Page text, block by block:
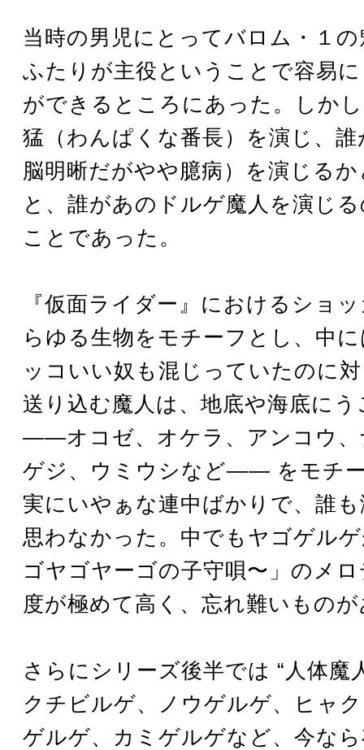
当時の男児にとってバロム・１
ふたりが主役ということで容易に
ができるところにあった。しか
猛（わんぱくな番長）を演じ、誰
脳明晰だがやや臆病）を演じる
と、誰があのドルゲ魔人を演じ
ことであった。
『仮面ライダー』におけるショ
らゆる生物をモチーフとし、中
ッコいい奴も混じっていたのに
送り込む魔人は、地底や海底にう
——オコゼ、オケラ、アンコウ、
ゲジ、ウミウシなど—— をモチ
実にいやぁな連中ばかりで、誰
思わなかった。中でもヤゴゲル
ゴヤゴヤーゴの子守唄〜」のメ
度が極めて高く、忘れ難いもの
さらにシリーズ後半では “人体魔
クチビルゲ、ノウゲルゲ、ヒャ
ゲルゲ、カミゲルゲなど、今な